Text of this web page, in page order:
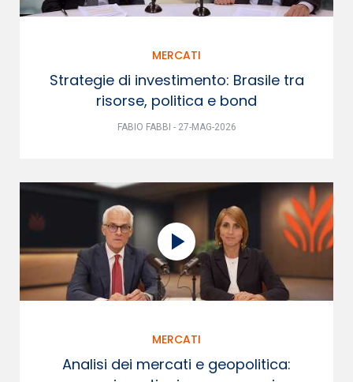
MERCATI
Strategie di investimento: Brasile tra
risorse, politica e bond
FABIO FABBI - 27-MAG-2026
MERCATI
Analisi dei mercati e geopolitica: